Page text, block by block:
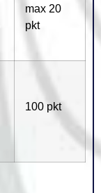
max 20
pkt
100 pkt